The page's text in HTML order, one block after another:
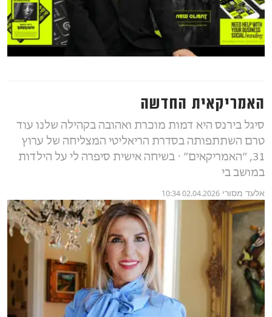
האמריקאית החדשה
סיגל בירנס היא דמות מוכרת ואהובה בקהילה שלנו עוד
טרם השתתפותה בסדרת הריאליטי המצליחה של ערוץ
31, ״האמריקאים״ ⋅ בשיחה אישית סיפרה לי על הילדות
במושב בי
אלעד מסורי 02.04.2026 10:34